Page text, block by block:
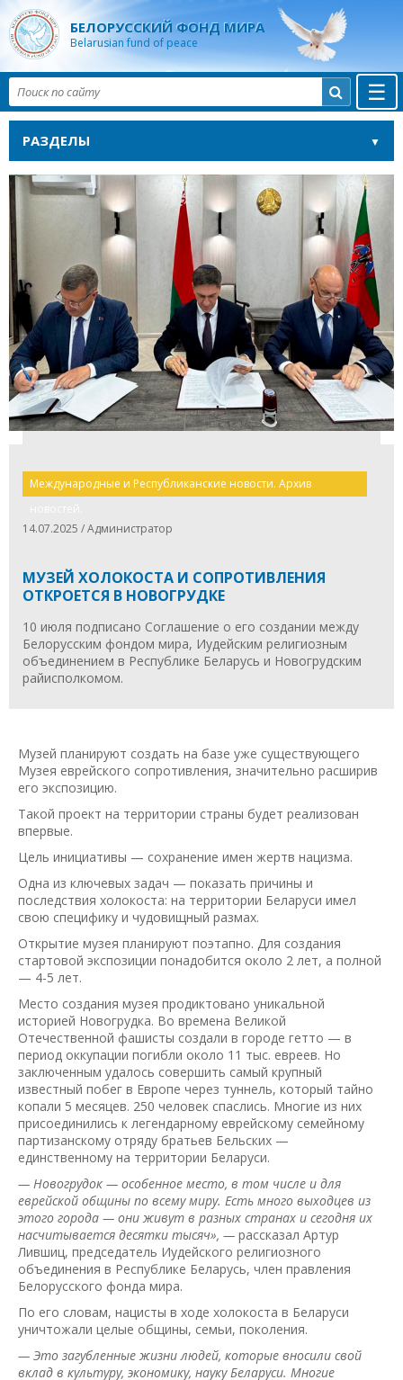
БЕЛОРУССКИЙ ФОНД МИРА
Belarusian fund of peace
☰

РАЗДЕЛЫ
Международные и Республиканские новости. Архив
14.07.2025 / Администратор
МУЗЕЙ ХОЛОКОСТА И СОПРОТИВЛЕНИЯ
ОТКРОЕТСЯ В НОВОГРУДКЕ
10 июля подписано Соглашение о его создании между
Белорусским фондом мира, Иудейским религиозным
объединением в Республике Беларусь и Новогрудским
райисполкомом.
Музей планируют создать на базе уже существующего
Музея еврейского сопротивления, значительно расширив
его экспозицию.
Такой проект на территории страны будет реализован
впервые.
Цель инициативы — сохранение имен жертв нацизма.
Одна из ключевых задач — показать причины и
последствия холокоста: на территории Беларуси имел
свою специфику и чудовищный размах.
Открытие музея планируют поэтапно. Для создания
стартовой экспозиции понадобится около 2 лет, а полной
— 4-5 лет.
Место создания музея продиктовано уникальной
историей Новогрудка. Во времена Великой
Отечественной фашисты создали в городе гетто — в
период оккупации погибли около 11 тыс. евреев. Но
заключенным удалось совершить самый крупный
известный побег в Европе через туннель, который тайно
копали 5 месяцев. 250 человек спаслись. Многие из них
присоединились к легендарному еврейскому семейному
партизанскому отряду братьев Бельских —
единственному на территории Беларуси.
— Новогрудок — особенное место, в том числе и для
еврейской общины по всему миру. Есть много выходцев из
этого города — они живут в разных странах и сегодня их
насчитывается десятки тысяч», — рассказал Артур
Лившиц, председатель Иудейского религиозного
объединения в Республике Беларусь, член правления
Белорусского фонда мира.
По его словам, нацисты в ходе холокоста в Беларуси
уничтожали целые общины, семьи, поколения.
— Это загубленные жизни людей, которые вносили свой
вклад в культуру, экономику, науку Беларуси. Многие